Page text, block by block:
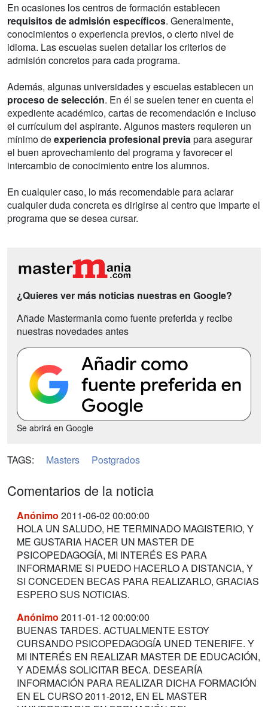
En ocasiones los centros de formación establecen
requisitos de admisión específicos. Generalmente,
conocimientos o experiencia previos, o cierto nivel de
idioma. Las escuelas suelen detallar los criterios de
admisión concretos para cada programa.
Además, algunas universidades y escuelas establecen un
proceso de selección. En él se suelen tener en cuenta el
expediente académico, cartas de recomendación e incluso
el currículum del aspirante. Algunos masters requieren un
mínimo deexperiencia profesional previapara asegurar
el buen aprovechamiento del programa y favorecer el
intercambio de conocimiento entre los alumnos.
En cualquier caso, lo más recomendable para aclarar
cualquier duda concreta es dirigirse al centro que imparte el
programa que se desea cursar.
¿Quieres ver más noticias nuestras en Google?
Añade Mastermania como fuente preferida y recibe
nuestras novedades antes
Se abrirá en Google
TAGS: Masters Postgrados
Comentarios de la noticia
Anónimo 2011-06-02 00:00:00
HOLA UN SALUDO, HE TERMINADO MAGISTERIO, Y
ME GUSTARIA HACER UN MASTER DE
PSICOPEDAGOGÍA, MI INTERÉS ES PARA
INFORMARME SI PUEDO HACERLO A DISTANCIA, Y
SI CONCEDEN BECAS PARA REALIZARLO, GRACIAS
ESPERO SUS NOTICIAS.
Anónimo 2011-01-12 00:00:00
BUENAS TARDES. ACTUALMENTE ESTOY
CURSANDO PSICOPEDAGOGÍA UNED TENERIFE. Y
MI INTERÉS EN REALIZAR MASTER DE EDUCACIÓN,
Y ADEMÁS SOLICITAR BECA. DESEARÍA
INFORMACIÓN PARA REALIZAR DICHA FORMACIÓN
EN EL CURSO 2011-2012, EN EL MASTER